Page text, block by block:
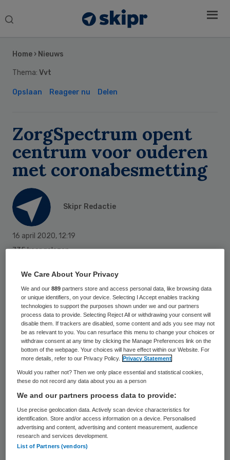
Search
Home › Nieuws
Thema: Vvt
Opslaan Reageer nu Delen
ZorgSpectrum opent
centrum voor ouderen
met coronabesmetting
Skipr Redactie
16 april 2020, 12:19
735 keer gelezen
Veertig cliënten van ZorgSpectrum kunnen
op korte termijn terecht in een speciaal
centrum voor ouderen die besmet zijn met
het coronavirus. Het gaat om de locatie
Het Haltna Huis in Houten.
De afdeling waar cliënten met een
(vermoedelijke) coronabesmetting
verblijven, ligt afgezonderd van de
appartementen. Medewerkers die in het
coronacentrum werken, worden niet
ingezet op de overige woonlagen.
Sidebar
We Care About Your Privacy
We and our889 partners store and access personal data, like browsing data
or unique identifiers, on your device. Selecting I Accept enables tracking
technologies to support the purposes shown under we and our partners
process data to provide. Selecting Reject All or withdrawing your consent will
disable them. If trackers are disabled, some content and ads you see may not
be as relevant to you. You can resurface this menu to change your choices or
withdraw consent at any time by clicking the Manage Preferences link on the
bottom of the webpage. Your choices will have effect within our Website. For
more details, refer to our Privacy Policy.
Privacy Statement
Would you rather not? Then we only place essential and statistical cookies,
these do not record any data about you as a person
We and our partners process data to provide:
Use precise geolocation data. Actively scan device characteristics for
identification. Store and/or access information on a device. Personalised
advertising and content, advertising and content measurement, audience
research and services development.
List of Partners (vendors)